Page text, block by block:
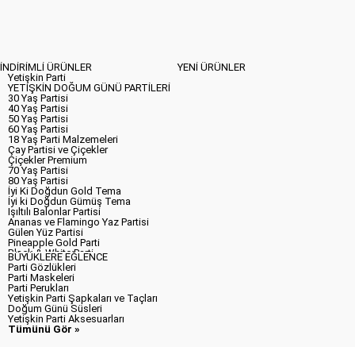
Sevimli Korsan Partisi
Spiderman Partisi
Superman Partisi
Tümünü Gör »
İNDİRİMLİ ÜRÜNLER
YENİ ÜRÜNLER
Yetişkin Parti
YETİŞKİN DOĞUM GÜNÜ PARTİLERİ
30 Yaş Partisi
40 Yaş Partisi
50 Yaş Partisi
60 Yaş Partisi
18 Yaş Parti Malzemeleri
Çay Partisi ve Çiçekler
Çiçekler Premium
70 Yaş Partisi
80 Yaş Partisi
İyi Ki Doğdun Gold Tema
İyi ki Doğdun Gümüş Tema
Işıltılı Balonlar Partisi
Ananas ve Flamingo Yaz Partisi
Gülen Yüz Partisi
Pineapple Gold Parti
Black & White Parti
Renkli Boyama Partileri
Black & Gold Partisi
Denim - Kovboy Partisi
Şefler Mutfakta
Happy Birthday to You
Dans Eden Müzik Notaları
Doğum Günü Pastası
Gökkuşağı
BÜYÜKLERE EĞLENCE
Parti Gözlükleri
Parti Maskeleri
Parti Perukları
Yetişkin Parti Şapkaları ve Taçları
Doğum Günü Süsleri
Yetişkin Parti Aksesuarları
Tümünü Gör »